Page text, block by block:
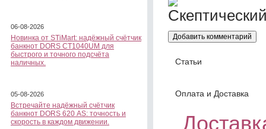
06-08-2026
Новинка от STiMart: надёжный счётчик
банкнот DORS CT1040UM для
быстрого и точного подсчёта
наличных.
05-08-2026
Встречайте надёжный счётчик
банкнот DORS 620 АS: точность и
скорость в каждом движении.
Статьи
Оплата и Доставка